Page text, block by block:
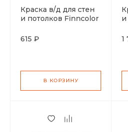
Краска в/д для стен
и потолков Finncolor
матовая база С 0,9л
615 ₽
В КОРЗИНУ
и
1